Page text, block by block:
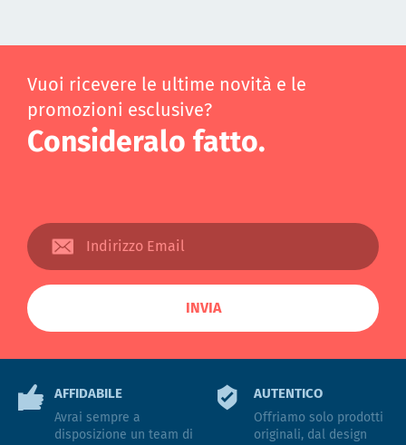
Vuoi ricevere le ultime novità e le
promozioni esclusive?
Consideralo fatto.
INVIA
AFFIDABILE
Avrai sempre a
disposizione un team di
AUTENTICO
Offriamo solo prodotti
originali, dal design